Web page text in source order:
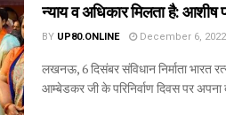
न्याय व अधिकार मिलता है: आशीष
BY UP80.ONLINE December 6, 2022
लखनऊ, 6 दिसंबर संविधान निर्माता भारत
आम्बेडकर जी के परिनिर्वाण दिवस पर